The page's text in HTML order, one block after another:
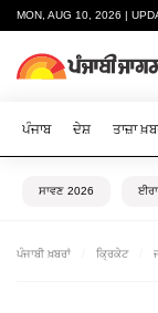
MON, AUG 10, 2026 |
ਪੰਜਾਬ ਦੇਸ਼ ਤਾਜ਼ਾ
ਸਾਵਣ 2026
ਪੰਜਾਬੀ ਖ਼ਬਰਾਂ ਕ੍ਰਿਕੇਟ